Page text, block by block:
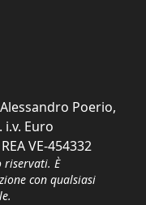
Poerio,
i.v. Euro
VE-454332
È
con qualsiasi